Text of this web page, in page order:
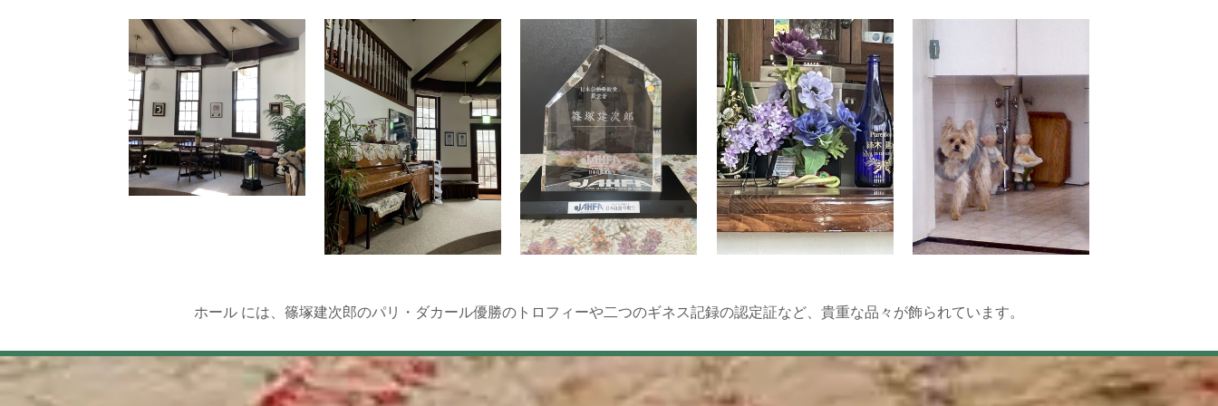
ホール には、篠塚建次郎のパリ・ダカール優勝のトロフィーや二つのギネス記録の認定証など、貴重な品々が飾られています。